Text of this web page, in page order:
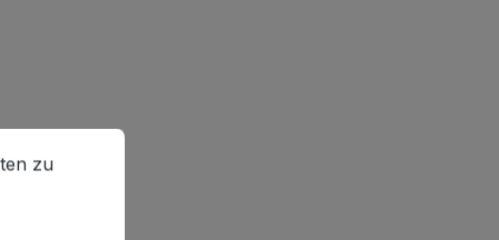
zu können.
Mehr Informationen ...
zu